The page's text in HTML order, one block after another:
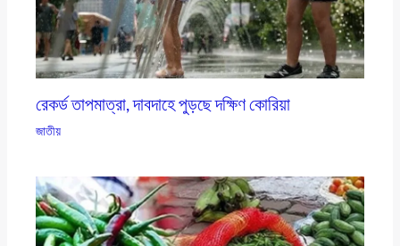
রেকর্ড তাপমাত্রা, দাবদাহে পুড়ছে দক্ষিণ কোরিয়া
জাতীয়